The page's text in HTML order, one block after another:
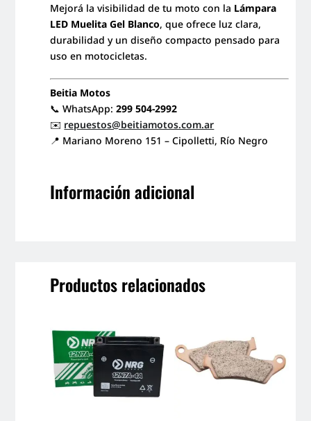
Mejorá la visibilidad de tu moto con la Lámpara
LED Muelita Gel Blanco, que ofrece luz clara,
durabilidad y un diseño compacto pensado para
uso en motocicletas.
Beitia Motos
📞 WhatsApp:299 504-2992
✉️ repuestos@beitiamotos.com.ar
📍 Mariano Moreno 151 – Cipolletti, Río Negro
Información adicional
Productos relacionados